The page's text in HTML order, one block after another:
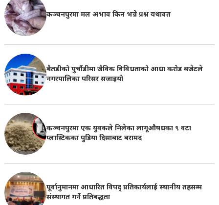
कञ्चनपुरमा मल अभाव किन भन्ने प्रश्न यथावत
बैतडीको पुर्चौडीमा जैविक विविधताको आधा करोड बजेटले
नगरपालिका परिसर सजाइयो
कञ्चनपुरमा एक युवकले निलेका लागूऔषधका ९ वटा
प्लास्टिकका पुडिया दिसाबाट बरामद
पूर्वानुमानमा आधारित विपद् प्रतिकार्यलाई स्थानीय तहसम्म
संस्थागत गर्ने प्रतिबद्धता